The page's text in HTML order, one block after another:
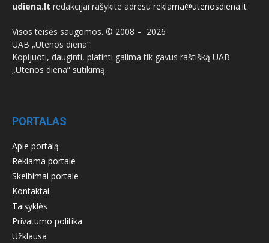
udiena.lt redakcijai rašykite adresu reklama@utenosdiena.lt
Visos teisės saugomos. © 2008 – 2026
UAB „Utenos diena“.
Kopijuoti, dauginti, platinti galima tik gavus raštišką UAB
„Utenos diena“ sutikimą.
PORTALAS
Apie portalą
Reklama portale
Skelbimai portale
Kontaktai
Taisyklės
Privatumo politika
Užklausa